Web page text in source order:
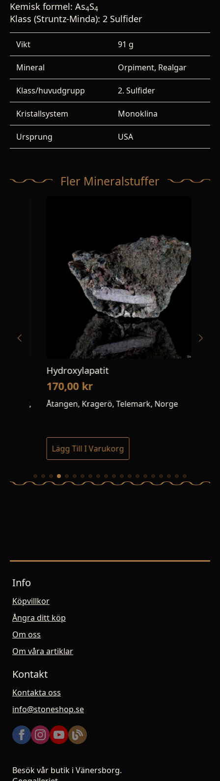
Kemisk formel: As4S4
Klass (Struntz-Minda): 2 Sulfider
Vikt 91 g
Mineral Orpiment, Realgar
Klass/huvudgrupp 2. Sulfider
Kristallsystem Monoklina
Ursprung USA
Fler Mineralstuffer
Hydroxylapatit
170,00kr
Åtangen, Kragerö, Telemark, Norge
Lägg Till I Varukorg
Info
Köpvillkor
Ångra ditt köp
Om oss
Om våra artiklar
Kontakt
Kontakta oss
info@stoneshop.se
Besök vår butik i Vänersborg.